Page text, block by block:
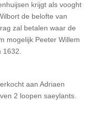
krijgt als vooght
de belofte van
zal betalen waar de
mogelijk Peeter Willem
aan Adriaen
2 loopen saeylants.